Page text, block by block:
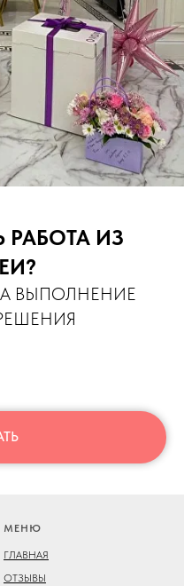
ИЗ
ВЫПОЛНЕНИЕ
МЕНЮ
ГЛАВНАЯ
ОТЗЫВЫ